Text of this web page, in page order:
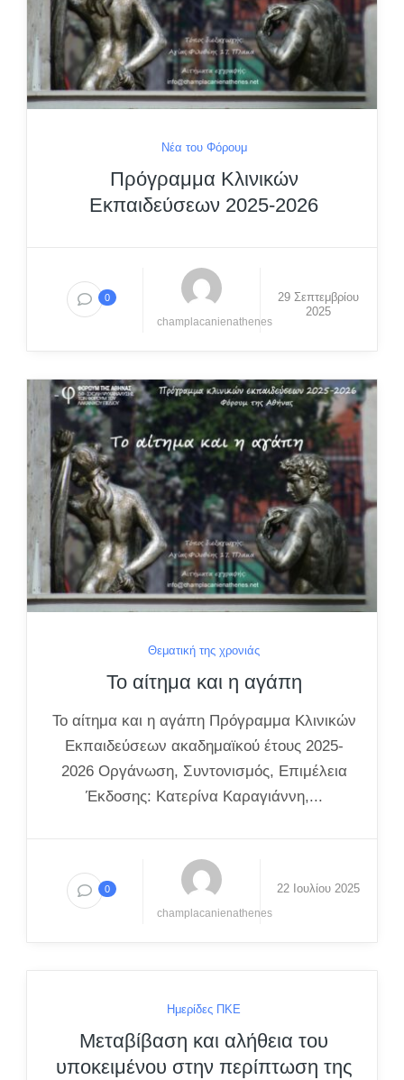
Νέα του Φόρουμ
Πρόγραμμα Κλινικών
Εκπαιδεύσεων 2025-2026
0
champlacanienathenes
29 Σεπτεμβρίου
2025
Θεματική της χρονιάς
Το αίτημα και η αγάπη
Το αίτημα και η αγάπη Πρόγραμμα Κλινικών
Εκπαιδεύσεων ακαδημαϊκού έτους 2025-
2026 Οργάνωση, Συντονισμός, Επιμέλεια
Έκδοσης: Κατερίνα Καραγιάννη,...
0
champlacanienathenes
22 Ιουλίου 2025
Ημερίδες ΠΚΕ
Μεταβίβαση και αλήθεια του
υποκειμένου στην περίπτωση της